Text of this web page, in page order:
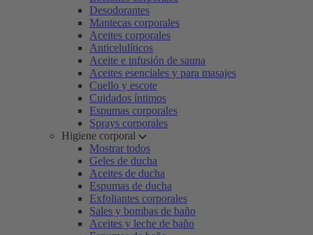
Desodorantes
Mantecas corporales
Aceites corporales
Anticelulíticos
Aceite e infusión de sauna
Aceites esenciales y para masajes
Cuello y escote
Cuidados íntimos
Espumas corporales
Sprays corporales
Higiene corporal
Mostrar todos
Geles de ducha
Aceites de ducha
Espumas de ducha
Exfoliantes corporales
Sales y bombas de baño
Aceites y leche de baño